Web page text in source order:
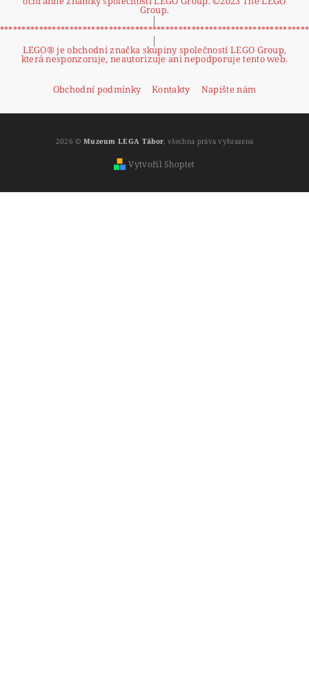
Group.
|
|
LEGO® je obchodní značka skupiny společností LEGO Group,
která nesponzoruje, neautorizuje ani nepodporuje tento web.
Obchodní podmínky Kontakty Napište nám
2026 © Muzeum LEGA Tábor, všechna práva vyhrazena
Vytvořil Shoptet